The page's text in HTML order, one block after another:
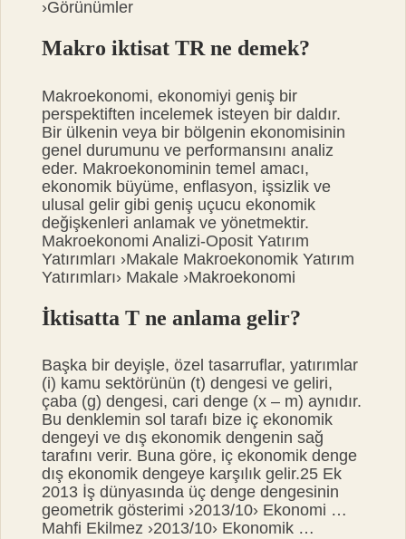
›Görünümler
Makro iktisat TR ne demek?
Makroekonomi, ekonomiyi geniş bir
perspektiften incelemek isteyen bir daldır.
Bir ülkenin veya bir bölgenin ekonomisinin
genel durumunu ve performansını analiz
eder. Makroekonominin temel amacı,
ekonomik büyüme, enflasyon, işsizlik ve
ulusal gelir gibi geniş uçucu ekonomik
değişkenleri anlamak ve yönetmektir.
Makroekonomi Analizi-Oposit Yatırım
Yatırımları ›Makale Makroekonomik Yatırım
Yatırımları› Makale ›Makroekonomi
İktisatta T ne anlama gelir?
Başka bir deyişle, özel tasarruflar, yatırımlar
(i) kamu sektörünün (t) dengesi ve geliri,
çaba (g) dengesi, cari denge (x – m) aynıdır.
Bu denklemin sol tarafı bize iç ekonomik
dengeyi ve dış ekonomik dengenin sağ
tarafını verir. Buna göre, iç ekonomik denge
dış ekonomik dengeye karşılık gelir.25 Ek
2013 İş dünyasında üç denge dengesinin
geometrik gösterimi ›2013/10› Ekonomi …
Mahfi Ekilmez ›2013/10› Ekonomik …